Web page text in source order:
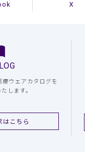
X
ウェアカタログを
します。
はこちら